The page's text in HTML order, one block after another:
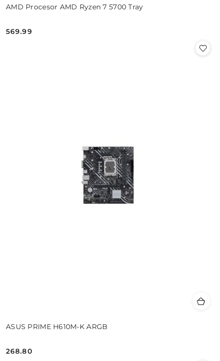
AMD Procesor AMD Ryzen 7 5700 Tray
Cena:
569.99
ASUS PRIME H610M-K ARGB
Cena:
268.80